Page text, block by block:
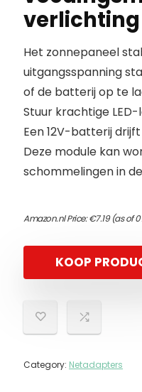
Het zonnepaneel
uitgangsspanning
of de batterij op te
Stuur krachtige
Een 12V-batterij
Deze module kan
schommelingen in
Amazon.nl Price:€7.19(as of
KOOP
Category: Netadapters